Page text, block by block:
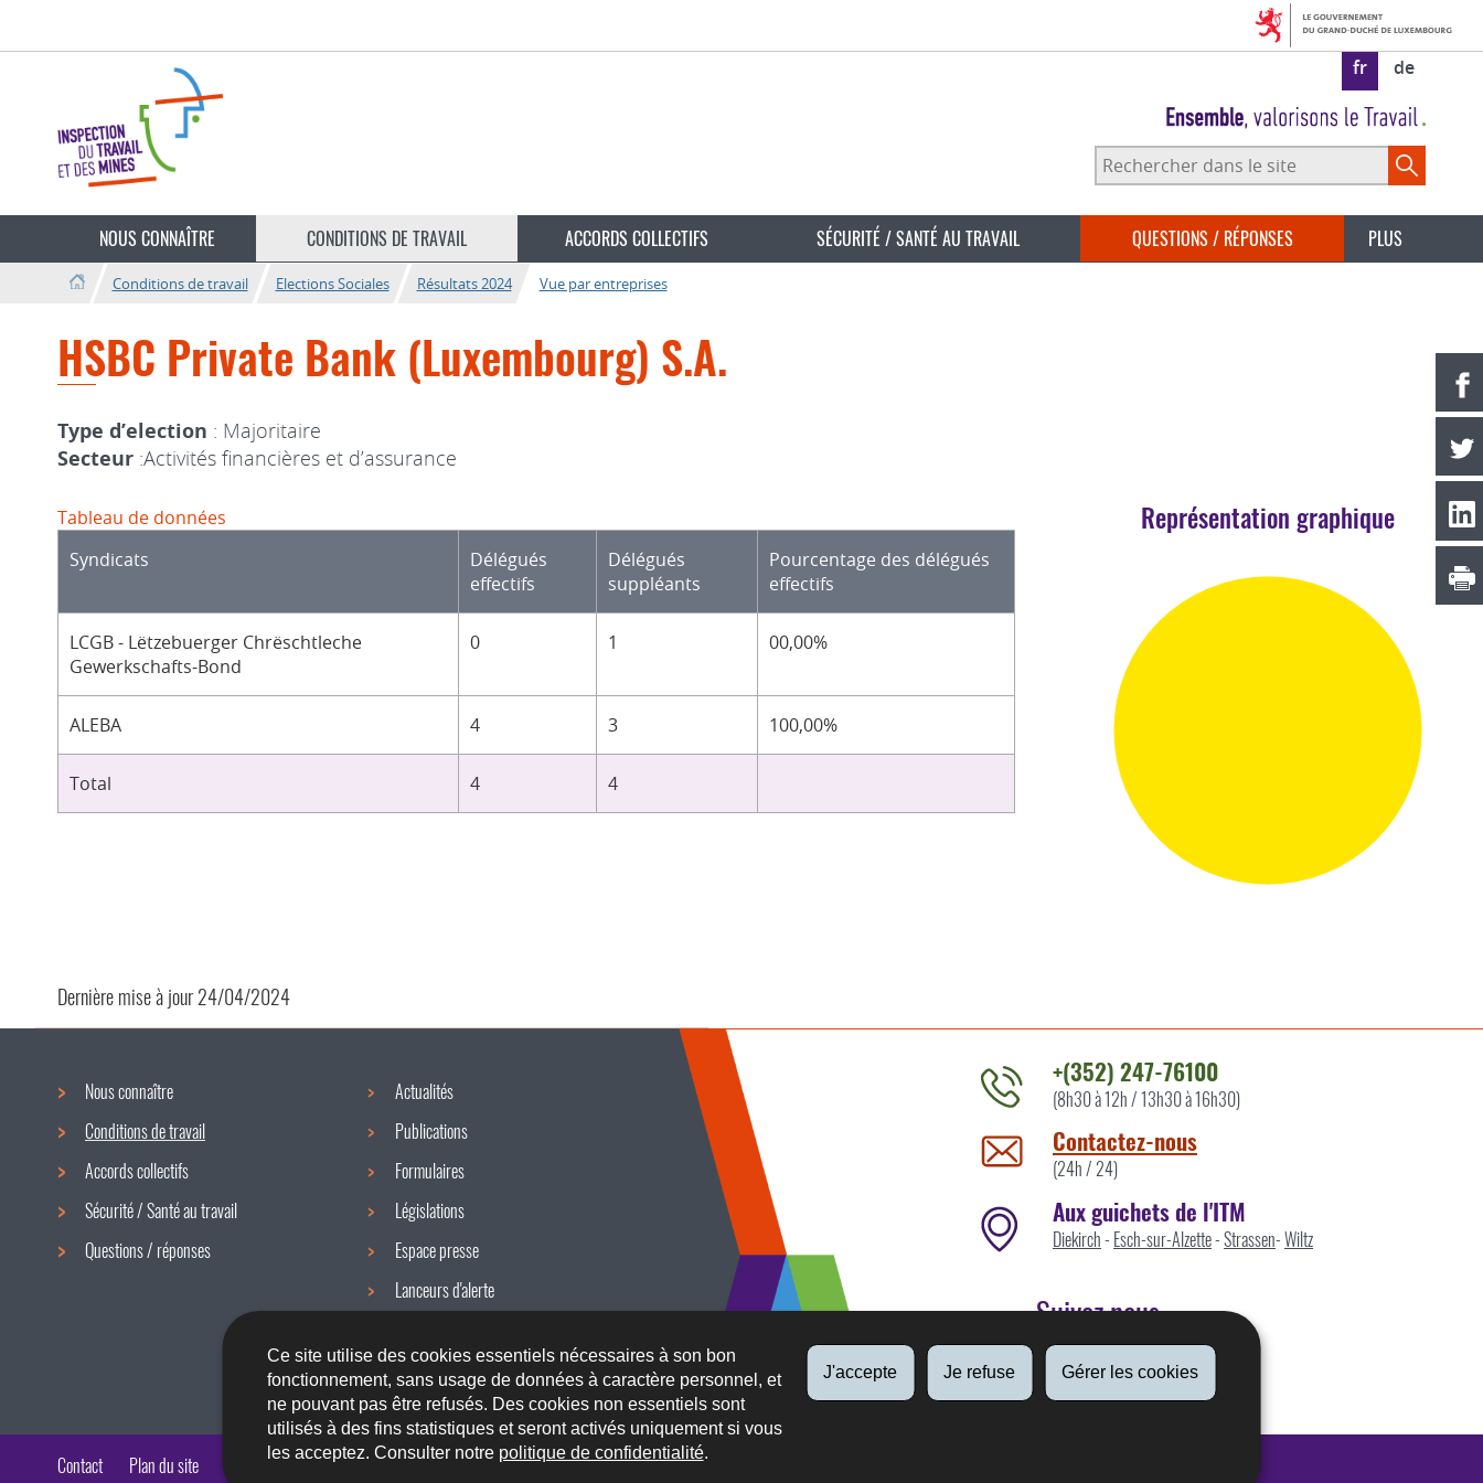
Ce site utilise des cookies essentiels nécessaires à son bon
fonctionnement, sans usage de données à caractère personnel, et
ne pouvant pas être refusés. Des cookies non essentiels sont
utilisés à des fins statistiques et seront activés uniquement si vous
les acceptez. Consulter notre politique de confidentialité.
J'accepte Je refuse Gérer les cookies
langue
fr de
Rechercher
dans
NOUS CONNAÎTRE CONDITIONS DE TRAVAIL ACCORDS COLLECTIFS SÉCURITÉ / SANTÉ AU TRAVAIL QUESTIONS / RÉPONSES PLUS
Conditions de travail Elections Sociales Résultats 2024 Vue par entreprises
HSBC Private Bank (Luxembourg) S.A.
Type d’election : Majoritaire
Secteur :Activités financières et d’assurance
Tableau de données
Syndicats
Délégués
effectifs
Délégués
suppléants
Pourcentage des délégués
effectifs
LCGB - Lëtzebuerger Chrëschtleche
Gewerkschafts-Bond
0 1 00,00%
ALEBA 4 3 100,00%
Total 4 4
Représentation graphique
Dernière mise à jour24/04/2024
Menu
de
navigation
Nous connaître
Conditions de travail
Accords collectifs
Sécurité / Santé au travail
Questions / réponses
Actualités
Publications
Formulaires
Législations
Espace presse
Lanceurs d'alerte
Contacter
l'ITM
par
+(352) 247-76100
(8h30 à 12h / 13h30 à 16h30)
Contactez-nous
(24h / 24)
Aux guichets de l'ITM
Diekirch- Esch-sur-Alzette-Strassen-Wiltz
Suivez nous
Linkedin
Contact Plan du site A propos du site Accessibilité Aspects légaux Protection des données